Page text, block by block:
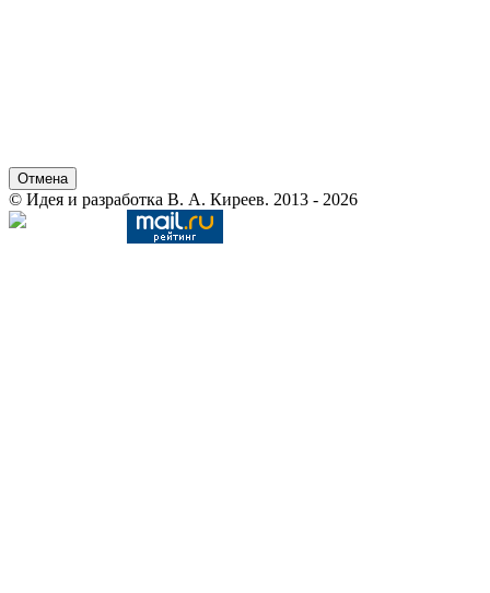
Отмена
© Идея и разработка В. А. Киреев. 2013 - 2026